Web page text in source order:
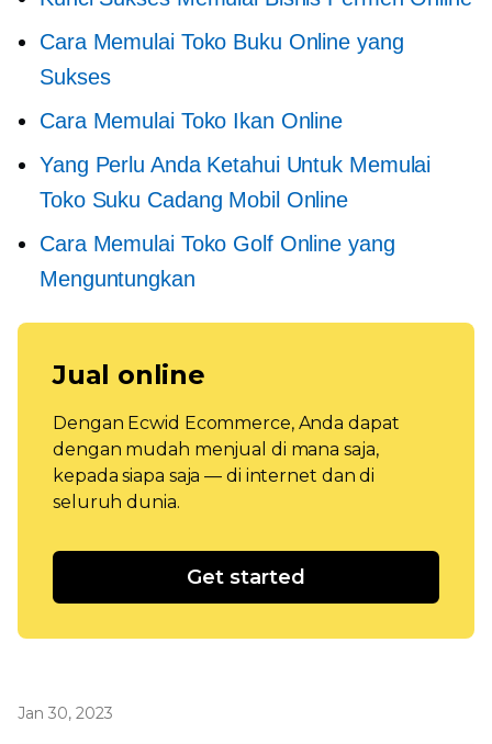
Cara Memulai Toko Buku Online yang
Sukses
Cara Memulai Toko Ikan Online
Yang Perlu Anda Ketahui Untuk Memulai
Toko Suku Cadang Mobil Online
Cara Memulai Toko Golf Online yang
Menguntungkan
Jual online
Dengan Ecwid Ecommerce, Anda dapat
dengan mudah menjual di mana saja,
kepada siapa saja — di internet dan di
seluruh dunia.
Get started
Jan 30, 2023